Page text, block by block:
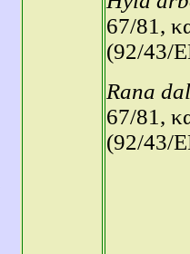
67/81,
(92/43/
Rana
67/81,
(92/43/